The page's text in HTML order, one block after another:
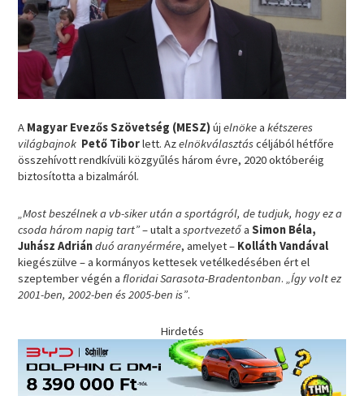
A Magyar Evezős Szövetség (MESZ)újelnökeakétszeres
világbajnok Pető Tiborlett. Azelnökválasztáscéljából hétfőre
összehívott rendkívüli közgyűlés három évre, 2020 októberéig
biztosította a bizalmáról.
„Most beszélnek a vb-siker után a sportágról, de tudjuk, hogy ez a
csoda három napig tart”– utalt asportvezetőaSimon Béla,
Juhász Adriánduó aranyérmére, amelyet – Kolláth Vandával
kiegészülve – a kormányos kettesek vetélkedésében ért el
szeptember végén afloridai Sarasota-Bradentonban.„Így volt ez
2001-ben, 2002-ben és 2005-ben is”.
Hirdetés